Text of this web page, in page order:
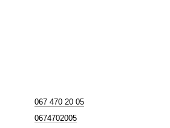
067 470 20 05
0674702005